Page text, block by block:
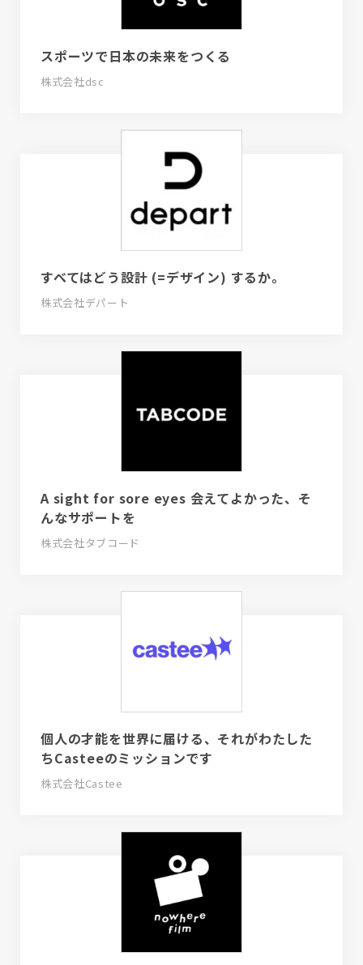
スポーツで日本の未来をつくる
株式会社dsc
すべてはどう設計 (=デザイン) するか。
株式会社デパート
A sight for sore eyes 会えてよかった、そ
んなサポートを
株式会社タブコード
個人の才能を世界に届ける、それがわたした
ちCasteeのミッションです
株式会社Castee